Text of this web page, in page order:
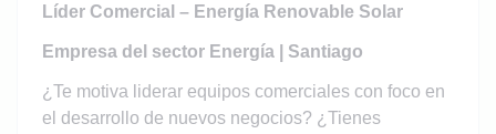
Líder Comercial – Energía Renovable Solar
Empresa del sector Energía | Santiago
¿Te motiva liderar equipos comerciales con foco en
el desarrollo de nuevos negocios? ¿Tienes